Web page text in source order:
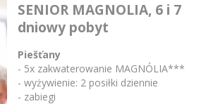
SENIOR MAGNOLIA, 6 i 7
dniowy pobyt
Piešťany
- 5x zakwaterowanie MAGNÓLIA***
- wyżywienie: 2 posiłki dziennie
- zabiegi